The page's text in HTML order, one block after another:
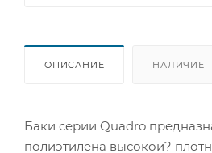
ОПИСАНИЕ НАЛИЧИЕ
Баки серии Quadro
полиэтилена высокои?